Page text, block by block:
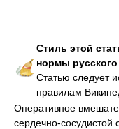
Стиль этой
нормы русского
Статью следует
правилам
Оперативное
сердечно-сосудистой